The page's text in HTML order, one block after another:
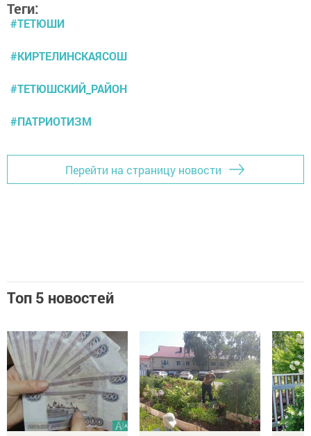
Теги:
#ТЕТЮШИ
#КИРТЕЛИНСКАЯСОШ
#ТЕТЮШСКИЙ_РАЙОН
#ПАТРИОТИЗМ
Перейти на страницу новости
Топ 5 новостей